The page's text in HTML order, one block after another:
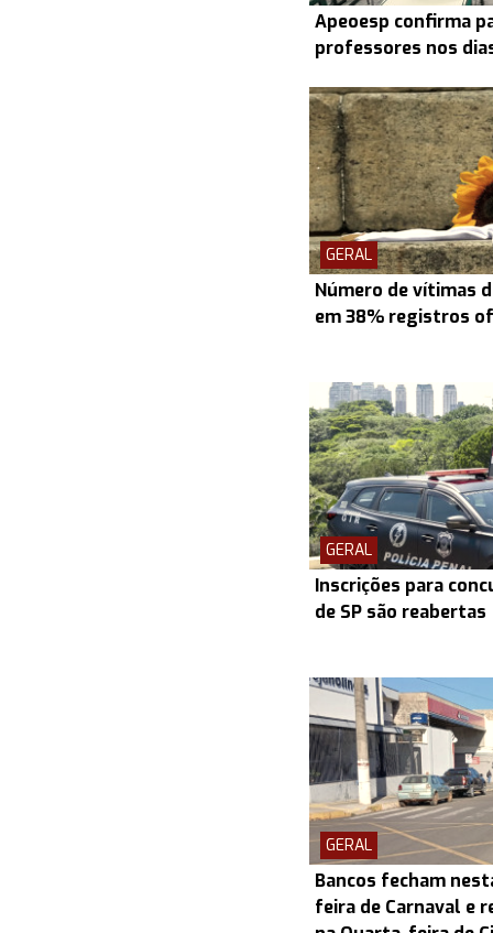
Apeoesp confirma
professores nos
GERAL
Número de vítimas
em 38% registros
GERAL
Inscrições para
de SP são reabertas
GERAL
Bancos fecham
feira de Carnaval e